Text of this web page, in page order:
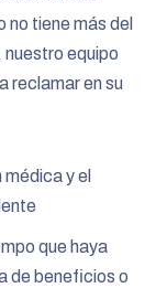
tiene más del
equipo
reclamar en su
y el
que haya
de beneficios o